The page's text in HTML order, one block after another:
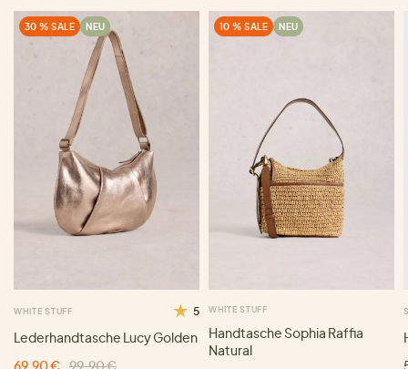
30 % SALE NEU
WHITE STUFF 5
Lederhandtasche Lucy Golden
69,90 €
99,90 €
10 % SALE NEU
WHITE STUFF
Handtasche Sophia Raffia
Natural